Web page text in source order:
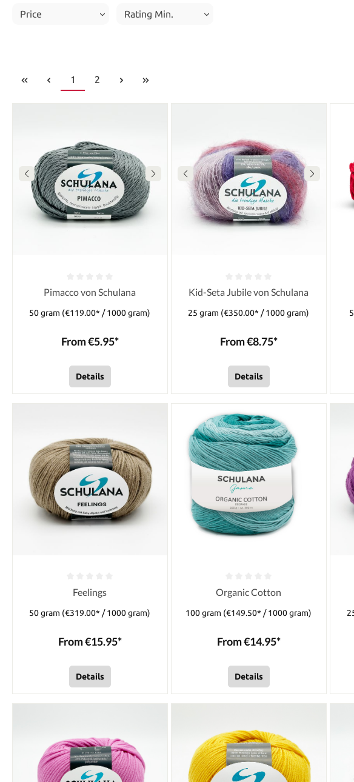
Price Rating Min.
1 2
Pimacco von Schulana
50 gram (€119.00* / 1000 gram)
From €5.95*
Details
Kid-Seta Jubile von Schulana
25 gram (€350.00* / 1000 gram)
From €8.75*
Details
Feelings
50 gram (€319.00* / 1000 gram)
From €15.95*
Details
Organic Cotton
100 gram (€149.50* / 1000 gram)
From €14.95*
Details